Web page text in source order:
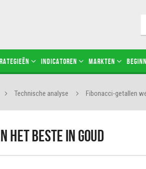
INDICATOREN MARKTEN
Technische analyse Fibonacci-getallen
het beste in goud